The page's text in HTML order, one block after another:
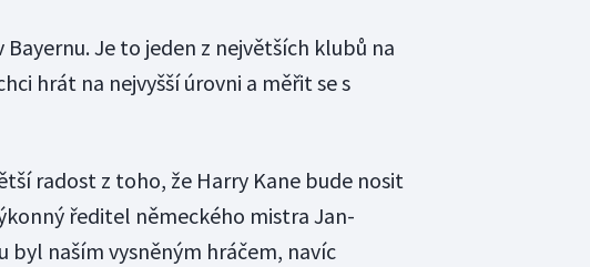
Je to jeden z největších klubů na
hrát na nejvyšší úrovni a měřit se s
radost z toho, že Harry Kane bude nosit
ředitel německého mistra Jan-
byl naším vysněným hráčem, navíc